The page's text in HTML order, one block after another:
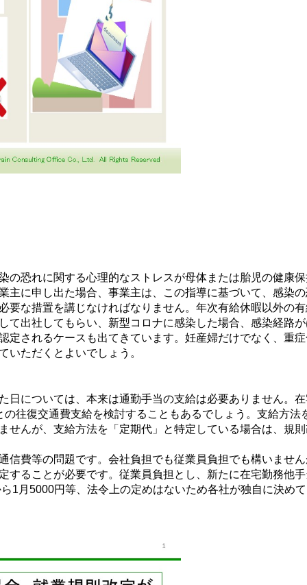
の恐れに関する心理的なストレスが母体または胎児の健康
主に申し出た場合、事業主は、この指導に基づいて、感染
要な措置を講じなければなりません。年次有給休暇以外の
て出社してもらい、新型コロナに感染した場合、感染経路
定されるケースも出てきています。妊産婦だけでなく、重
いただくとよいでしょう。
については、本来は通勤手当の支給は必要ありません。
往復交通費支給を検討することもあるでしょう。支給方法
せんが、支給方法を「定期代」と特定している場合は、規
信費等の問題です。会社負担でも従業員負担でも構いませ
することが必要です。従業員負担とし、新たに在宅勤務他
1月5000円等、法令上の定めはないため各社が独自に決め